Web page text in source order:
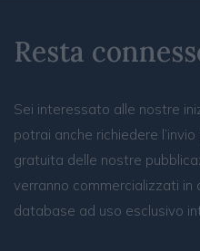
Resta
Sei interessato alle nostre
potrai anche richiedere
gratuita delle nostre
verranno commercializzati in
database ad uso esclusivo